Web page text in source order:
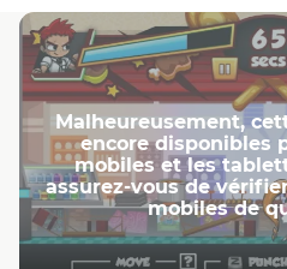
Malheureusement,
encore disponibles
mobiles et les
assurez-vous de
mobiles de